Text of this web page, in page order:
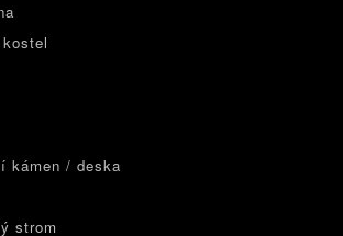
kámen / deska
strom